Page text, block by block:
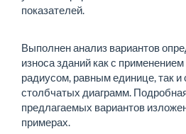
показателей.
Выполнен анализ вариантов
изно­са зданий как с
радиусом, равным единице, так
столбчатых диаграмм.
предлагаемых вариантов
примерах.